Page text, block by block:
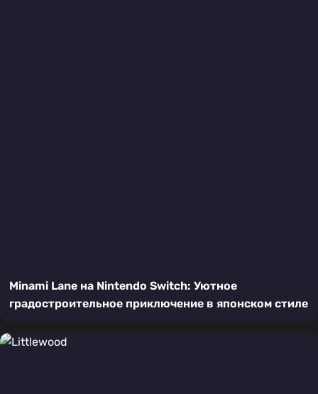
Minami Lane на Nintendo Switch: Уютное
градостроительное приключение в японском стиле